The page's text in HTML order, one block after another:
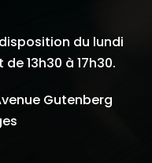
du lundi
13h30 à 17h30.
Gutenberg